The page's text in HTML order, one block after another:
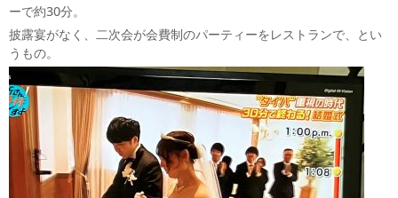
ーで約30分。
披露宴がなく、二次会が会費制のパーティーをレストランで、とい
うもの。